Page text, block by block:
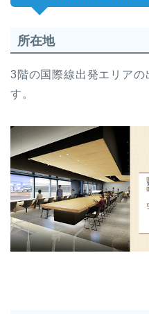
所在地
3階の国際線出発エリアの
す。